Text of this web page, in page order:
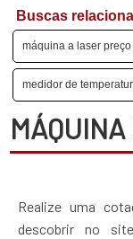
Buscas
máquina a laser preço
medidor de
Realize uma
descobrir no